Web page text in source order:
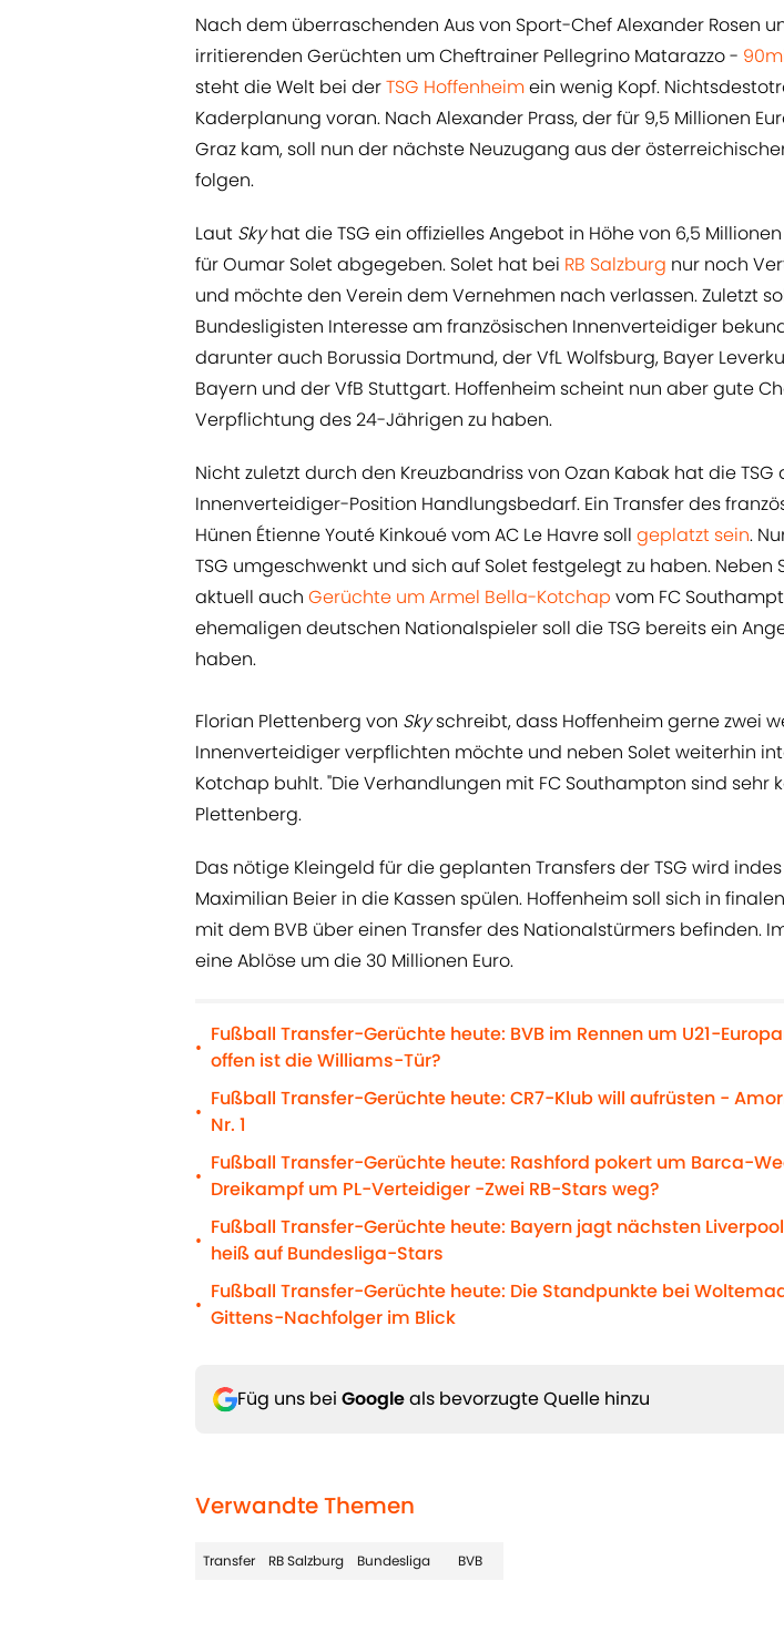
Nach dem überraschenden Aus von Sport-Chef Alexander Rosen
irritierenden Gerüchten um Cheftrainer Pellegrino Matarazzo -
steht die Welt bei derTSG Hoffenheimein wenig Kopf.
Kaderplanung voran. Nach Alexander Prass, der für 9,5 Millionen
Graz kam, soll nun der nächste Neuzugang aus der
folgen.
Laut Skyhat die TSG ein offizielles Angebot in Höhe von 6,5
für Oumar Solet abgegeben. Solet hat bei RB Salzburg nur noch
und möchte den Verein dem Vernehmen nach verlassen. Zuletzt
Bundesligisten Interesse am französischen Innenverteidiger
darunter auch Borussia Dortmund, der VfL Wolfsburg, Bayer
Bayern und der VfB Stuttgart. Hoffenheim scheint nun aber gute
Verpflichtung des 24-Jährigen zu haben.
Nicht zuletzt durch den Kreuzbandriss von Ozan Kabak hat die TSG
Innenverteidiger-Position Handlungsbedarf. Ein Transfer des
Hünen Étienne Youté Kinkoué vom AC Le Havre soll geplatzt sein.
TSG umgeschwenkt und sich auf Solet festgelegt zu haben. Neben
aktuell auch Gerüchte um Armel Bella-Kotchap vom FC
ehemaligen deutschen Nationalspieler soll die TSG bereits ein
haben.
Florian Plettenberg von Skyschreibt, dass Hoffenheim gerne zwei
Innenverteidiger verpflichten möchte und neben Solet weiterhin
Kotchap buhlt. "Die Verhandlungen mit FC Southampton sind sehr
Plettenberg.
Das nötige Kleingeld für die geplanten Transfers der TSG wird
Maximilian Beier in die Kassen spülen. Hoffenheim soll sich in
mit dem BVB über einen Transfer des Nationalstürmers befinden.
eine Ablöse um die 30 Millionen Euro.
•
Fußball Transfer-Gerüchte heute: BVB im Rennen um U21-
offen ist die Williams-Tür?
•
Fußball Transfer-Gerüchte heute: CR7-Klub will aufrüsten -
Nr. 1
•
Fußball Transfer-Gerüchte heute: Rashford pokert um Barca-
Dreikampf um PL-Verteidiger -Zwei RB-Stars weg?
•
Fußball Transfer-Gerüchte heute: Bayern jagt nächsten
heiß auf Bundesliga-Stars
•
Fußball Transfer-Gerüchte heute: Die Standpunkte bei
Gittens-Nachfolger im Blick
Füg uns bei Googleals bevorzugte Quelle hinzu
Verwandte Themen
Transfer RB Salzburg Bundesliga BVB